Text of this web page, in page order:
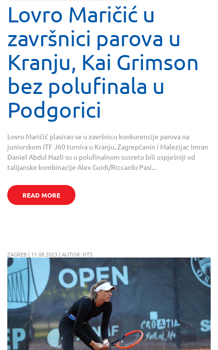
Lovro Maričić u
završnici parova u
Kranju, Kai Grimson
bez polufinala u
Podgorici
Lovro Maričić plasirao se u završnicu konkurencije parova na
juniorskom ITF J60 turnira u Kranju, Zagrepčanin i Malezijac Imran
Daniel Abdul Hazli su u polufinalnom susretu bili uspješniji od
talijanske kombinacije Alex Guidi/Riccardo Pasi...
READ MORE
ZAGREB | 11.08.2023 | AUTOR: HTS